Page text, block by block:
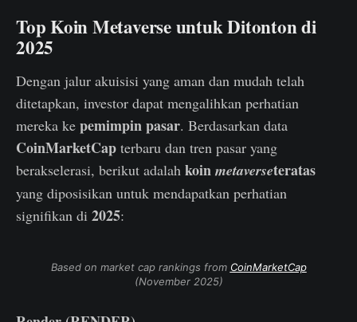
Top Koin Metaverse untuk Ditonton di
2025
Dengan jalur akuisisi yang aman dan mudah telah
ditetapkan, investor dapat mengalihkan perhatian
mereka ke pemimpin pasar. Berdasarkan data
CoinMarketCap terbaru dan tren pasar yang
berakselerasi, berikut adalah koin metaverseteratas
yang diposisikan untuk mendapatkan perhatian
signifikan di 2025:
Based on market cap rankings from CoinMarketCap
(November 2025)